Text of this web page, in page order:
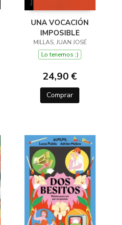
UNA VOCACIÓN
IMPOSIBLE
MILLAS, JUAN JOSÉ
Lo tenemos ;)
24,90 €
Comprar